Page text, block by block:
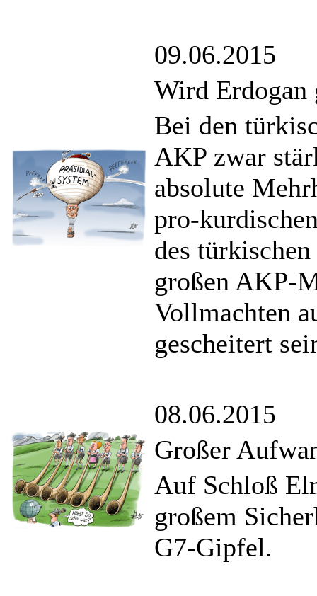
09.06.2015
Wird Erdogan
Bei den
AKP zwar
absolute
pro-
des
großen AKP-
Vollmachten
gescheitert
08.06.2015
Großer
Auf Schloß
großem
G7-Gipfel.